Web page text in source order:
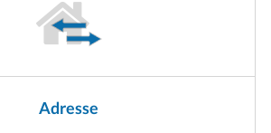
Adresse